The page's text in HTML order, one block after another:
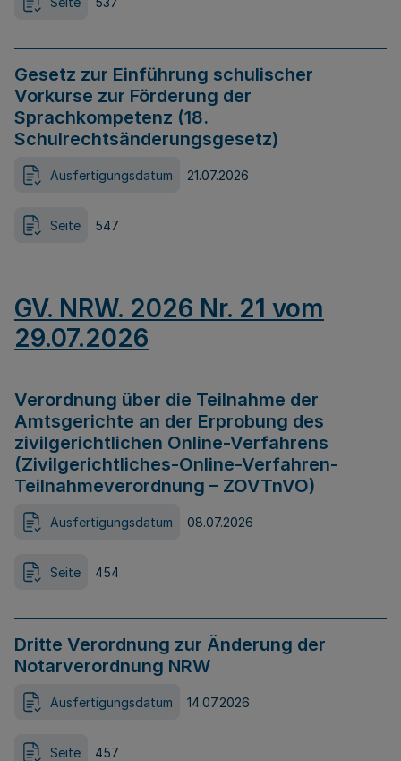
Gesetz zur Einführung schulischer
Vorkurse zur Förderung der
Sprachkompetenz (18.
Schulrechtsänderungsgesetz)
Ausfertigungsdatum 21.07.2026
Seite 547
GV. NRW. 2026 Nr. 21 vom
29.07.2026
Verordnung über die Teilnahme der
Amtsgerichte an der Erprobung des
zivilgerichtlichen Online-Verfahrens
(Zivilgerichtliches-Online-Verfahren-
Teilnahmeverordnung – ZOVTnVO)
Ausfertigungsdatum 08.07.2026
Seite 454
Dritte Verordnung zur Änderung der
Notarverordnung NRW
Ausfertigungsdatum 14.07.2026
Seite 457